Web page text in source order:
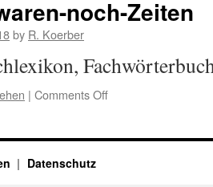
noch-
noch-Zeiten
by R. Koerber
| Comments Off
waren-
Datenschutz